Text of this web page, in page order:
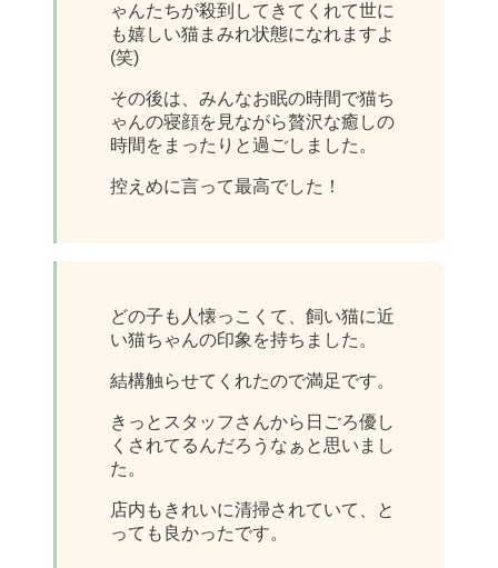
ゃんたちが殺到してきてくれて世に
も嬉しい猫まみれ状態になれますよ
(笑)
その後は、みんなお眠の時間で猫ち
ゃんの寝顔を見ながら贅沢な癒しの
時間をまったりと過ごしました。
控えめに言って最高でした！
どの子も人懐っこくて、飼い猫に近
い猫ちゃんの印象を持ちました。
結構触らせてくれたので満足です。
きっとスタッフさんから日ごろ優し
くされてるんだろうなぁと思いまし
た。
店内もきれいに清掃されていて、と
っても良かったです。